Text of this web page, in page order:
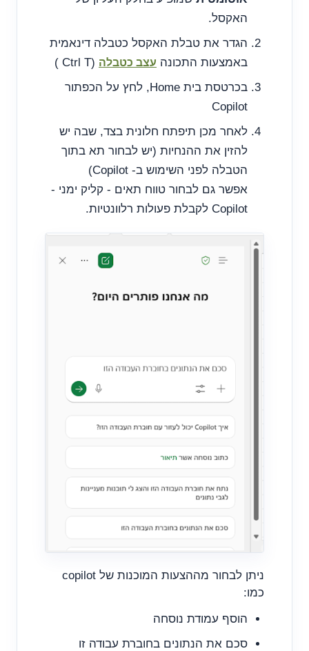
האקסל.
הגדר את טבלת האקסל כטבלה דינאמית
באמצעות התכונה עצב כטבלה (Ctrl T )
בכרטסת בית Home, לחץ על הכפתור
Copilot
לאחר מכן תיפתח חלונית בצד, שבה יש
להזין את ההנחיות (יש לבחור תא בתוך
הטבלה לפני השימוש ב- Copilot)
אפשר גם לבחור טווח תאים - קליק ימני -
Copilot לקבלת פעולות רלוונטיות.
ניתן לבחור מההצעות המוכנות של copilot
כמו:
הוסף עמודת נוסחה
סכם את הנתונים בחוברת עבודה זו